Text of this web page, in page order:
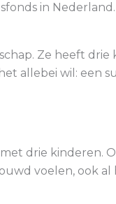
in
Ze heeft drie
allebei wil: een
drie kinderen.
voelen, ook